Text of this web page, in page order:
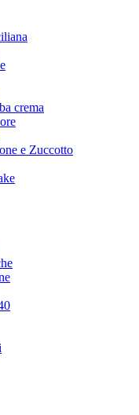
crema
e Zuccotto